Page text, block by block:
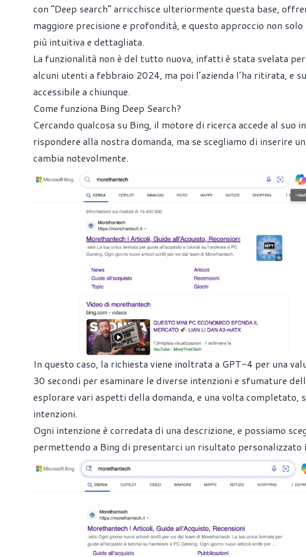
con “Deep search” arricchisce ulteriormente questa base,
maggiore precisione e profondità, e questo approccio non
più intuitiva e dettagliata.
La funzionalità non è del tutto nuova, infatti è stata svelata
alcuni utenti a febbraio 2024, ma poi l’azienda l’ha ritirata, e
accessibile a chiunque.
Come funziona Bing Deep Search?
Cercando qualcosa su Bing, il motore di ricerca accede al
rispondere alla nostra domanda, ma se scegliamo di inserire
cambia notevolmente.
In questo caso, la richiesta viene inoltrata a GPT-4 per una
30 secondi per esaminare le diverse intenzioni e sfumature
esplorare vari aspetti della domanda, e una volta
intenzioni.
Ogni intenzione è corredata di una descrizione, e possiamo
permettendo a Bing di presentarci un risultato personalizzato